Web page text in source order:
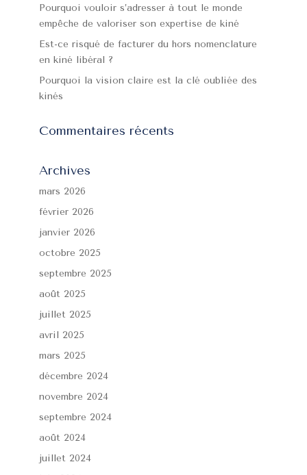
Pourquoi vouloir s’adresser à tout le monde
empêche de valoriser son expertise de kiné
Est-ce risqué de facturer du hors nomenclature
en kiné libéral ?
Pourquoi la vision claire est la clé oubliée des
kinés
Commentaires récents
Archives
mars 2026
février 2026
janvier 2026
octobre 2025
septembre 2025
août 2025
juillet 2025
avril 2025
mars 2025
décembre 2024
novembre 2024
septembre 2024
août 2024
juillet 2024